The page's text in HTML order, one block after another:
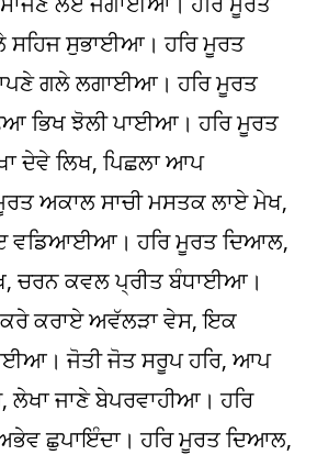
ਸਹਿਜ ਸੁਭਾਈਆ। ਹਰਿ ਮੂਰਤ
ਗਲੇ ਲਗਾਈਆ। ਹਰਿ ਮੂਰਤ
ਭਿਖ ਝੋਲੀ ਪਾਈਆ। ਹਰਿ ਮੂਰਤ
ਦੇਵੇ ਲਿਖ, ਪਿਛਲਾ ਆਪ
ਅਕਾਲ ਸਾਚੀ ਮਸਤਕ ਲਾਏ ਮੇਖ,
ਵਡਿਆਈਆ। ਹਰਿ ਮੂਰਤ ਦਿਆਲ,
ਚਰਨ ਕਵਲ ਪ੍ਰੀਤ ਬੰਧਾਈਆ।
ਕਰਾਏ ਅਵੱਲੜਾ ਵੇਸ, ਇਕ
ਜੋਤੀ ਜੋਤ ਸਰੂਪ ਹਰਿ, ਆਪ
ਲੇਖਾ ਜਾਣੇ ਬੇਪਰਵਾਹੀਆ। ਹਰਿ
ਛੁਪਾਇੰਦਾ। ਹਰਿ ਮੂਰਤ ਦਿਆਲ,